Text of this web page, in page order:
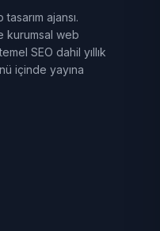
ajansı.
kurumsal web
SEO dahil yıllık
içinde yayına